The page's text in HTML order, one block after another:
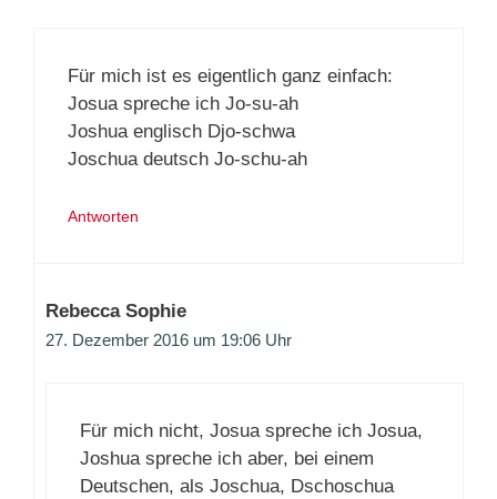
Für mich ist es eigentlich ganz einfach:
Josua spreche ich Jo-su-ah
Joshua englisch Djo-schwa
Joschua deutsch Jo-schu-ah
Antworten
Rebecca Sophie
27. Dezember 2016 um 19:06 Uhr
Für mich nicht, Josua spreche ich Josua,
Joshua spreche ich aber, bei einem
Deutschen, als Joschua, Dschoschua